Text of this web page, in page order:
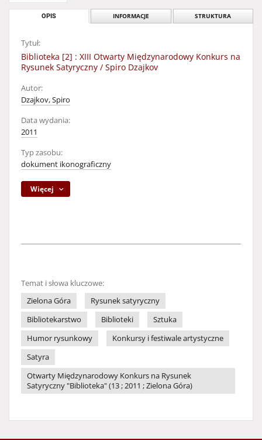
OPIS INFORMACJE STRUKTURA
Tytuł:
Biblioteka [2] : XIII Otwarty Międzynarodowy Konkurs na
Rysunek Satyryczny / Spiro Dzajkov
Autor:
Dzajkov, Spiro
Data wydania:
2011
Typ zasobu:
dokument ikonograficzny
Więcej
Temat i słowa kluczowe:
Zielona Góra
Rysunek satyryczny
Bibliotekarstwo
Biblioteki
Sztuka
Humor rysunkowy
Konkursy i festiwale artystyczne
Satyra
Otwarty Międzynarodowy Konkurs na Rysunek
Satyryczny "Biblioteka" (13 ; 2011 ; Zielona Góra)